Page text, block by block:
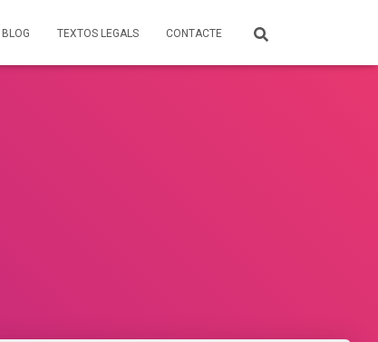
BLOG TEXTOS LEGALS CONTACTE